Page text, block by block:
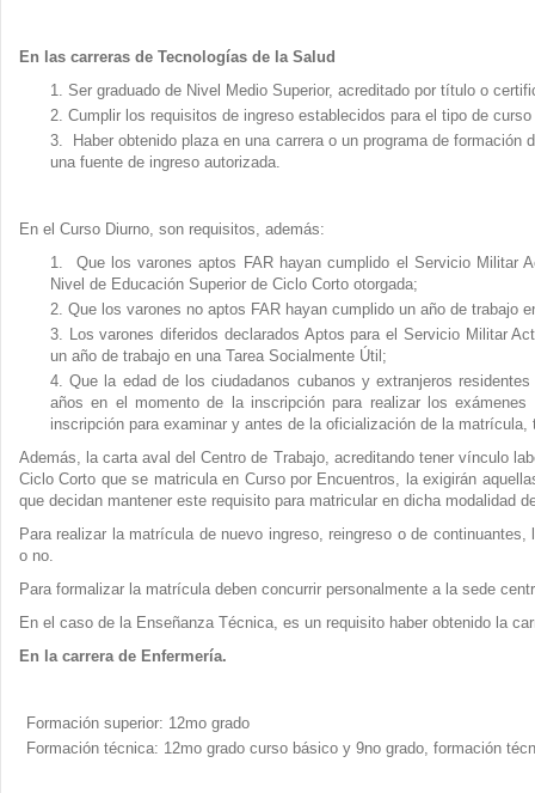
En las carreras de Tecnologías de la Salud
Ser graduado de Nivel Medio Superior, acreditado por título o
Cumplir los requisitos de ingreso establecidos para el tipo de
Haber obtenido plaza en una carrera o un programa de
una fuente de ingreso autorizada.
En el Curso Diurno, son requisitos, además:
Que los varones aptos FAR hayan cumplido el Servicio Militar
Nivel de Educación Superior de Ciclo Corto otorgada;
Que los varones no aptos FAR hayan cumplido un año de trabajo
Los varones diferidos declarados Aptos para el Servicio Militar
un año de trabajo en una Tarea Socialmente Útil;
Que la edad de los ciudadanos cubanos y extranjeros
años en el momento de la inscripción para realizar los
inscripción para examinar y antes de la oficialización de la matrícula,
Además, la carta aval del Centro de Trabajo, acreditando tener vínculo
Ciclo Corto que se matricula en Curso por Encuentros, la exigirán
que decidan mantener este requisito para matricular en dicha modalidad
Para realizar la matrícula de nuevo ingreso, reingreso o de
o no.
Para formalizar la matrícula deben concurrir personalmente a la sede
En el caso de la Enseñanza Técnica, es un requisito haber obtenido la
En la carrera de Enfermería.
Formación superior: 12mo grado
Formación técnica: 12mo grado curso básico y 9no grado, formación